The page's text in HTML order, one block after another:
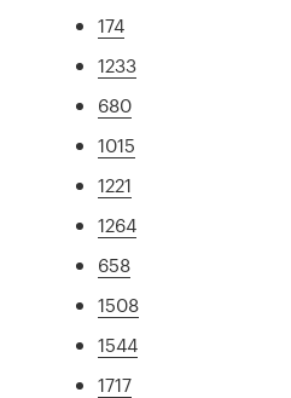
174
1233
680
1015
1221
1264
658
1508
1544
1717